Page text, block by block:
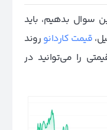
سوال بدهیم، باید
قیمت کاردانو روند
را می‌توانید در